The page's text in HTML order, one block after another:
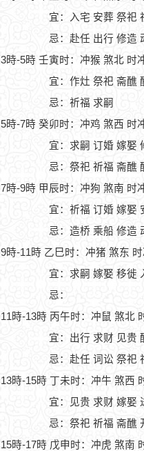
宜：入宅 安葬 祭祀
忌：赴任 出行 修造
3時-5時 壬寅时：冲猴 煞北 时
宜：作灶 祭祀 斋醮
忌：祈福 求嗣
5時-7時 癸卯时：冲鸡 煞西 时
宜：求嗣 订婚 嫁娶
忌：祭祀 祈福 斋醮
7時-9時 甲辰时：冲狗 煞南 时
宜：祈福 订婚 嫁娶
忌：造桥 乘船 修造
9時-11時 乙巳时：冲猪 煞东
宜：求嗣 嫁娶 移徙
忌：
11時-13時 丙午时：冲鼠 煞北
宜：出行 求财 见贵
忌：赴任 词讼 祭祀
13時-15時 丁未时：冲牛 煞西
宜：见贵 求财 嫁娶
忌：祭祀 祈福 斋醮
15時-17時 戊申时：冲虎 煞南